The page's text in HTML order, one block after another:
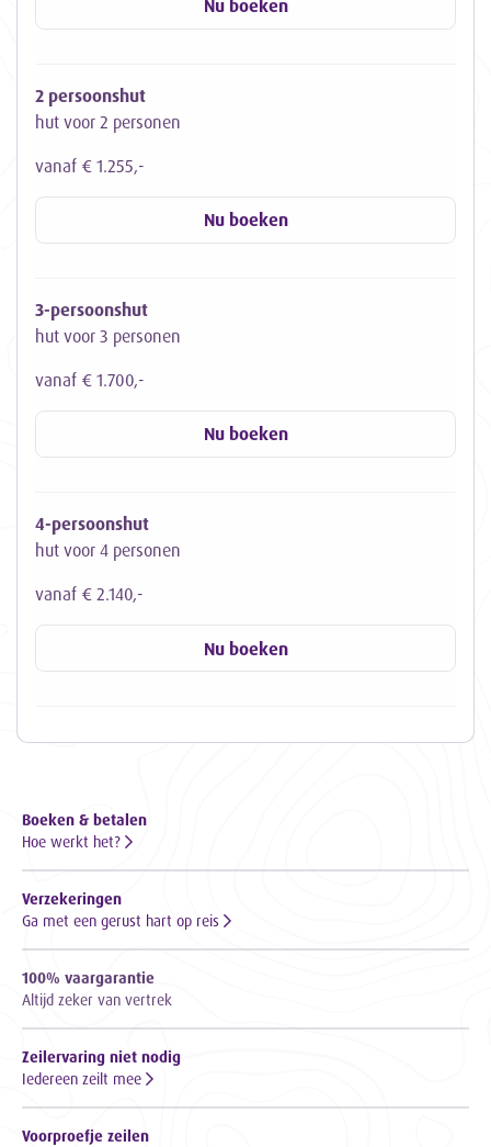
Nu boeken
2 persoonshut
hut voor 2 personen
vanaf € 1.255,-
Nu boeken
3-persoonshut
hut voor 3 personen
vanaf € 1.700,-
Nu boeken
4-persoonshut
hut voor 4 personen
vanaf € 2.140,-
Nu boeken
Boeken & betalen
Hoe werkt het?
Verzekeringen
Ga met een gerust hart op reis
100% vaargarantie
Altijd zeker van vertrek
Zeilervaring niet nodig
Iedereen zeilt mee
Voorproefje zeilen